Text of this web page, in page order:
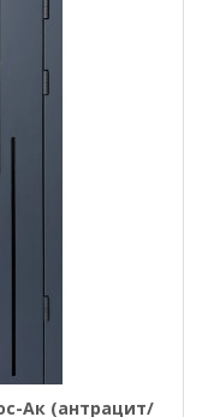
Ак (антрацит/